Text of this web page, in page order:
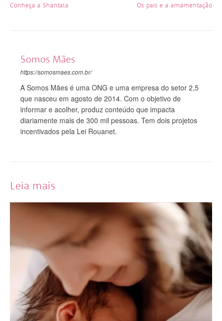
Conheça a Shantala Os pais e a amamentação
Somos Mães
https://somosmaes.com.br/
A Somos Mães é uma ONG e uma empresa do setor 2,5
que nasceu em agosto de 2014. Com o objetivo de
informar e acolher, produz conteúdo que impacta
diariamente mais de 300 mil pessoas. Tem dois projetos
incentivados pela Lei Rouanet.
Leia mais